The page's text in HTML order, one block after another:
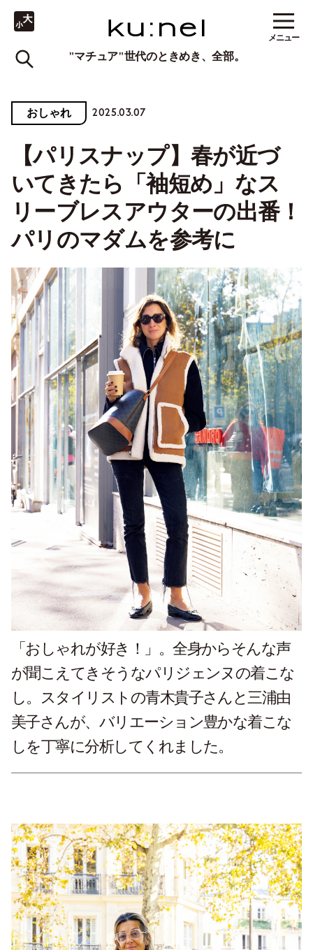
"マチュア"世代のときめき、全部。
メニュー
おしゃれ 2025.03.07
【パリスナップ】春が近づ
いてきたら「袖短め」なス
リーブレスアウターの出番！
パリのマダムを参考に
「おしゃれが好き！」。全身からそんな声
が聞こえてきそうなパリジェンヌの着こな
し。スタイリストの青木貴子さんと三浦由
美子さんが、バリエーション豊かな着こな
しを丁寧に分析してくれました。